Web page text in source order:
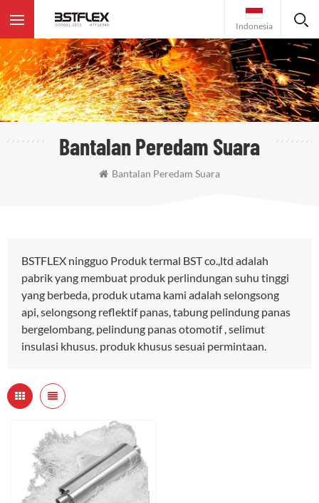
Indonesia
Bantalan Peredam Suara
Bantalan Peredam Suara
BSTFLEX ningguo Produk termal BST co.,ltd adalah
pabrik yang membuat produk perlindungan suhu tinggi
yang berbeda, produk utama kami adalah selongsong
api, selongsong reflektif panas, tabung pelindung panas
bergelombang, pelindung panas otomotif , selimut
insulasi khusus. produk khusus sesuai permintaan.